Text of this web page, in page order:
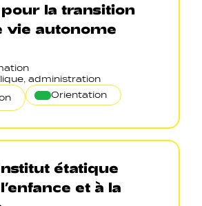
la transition
vie autonome
administration
Orientation
étatique
et à la